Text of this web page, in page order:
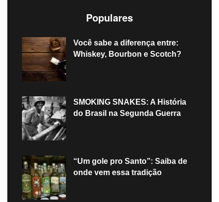
Populares
Você sabe a diferença entre:
Whiskey, Bourbon e Scotch?
SMOKING SNAKES: A História
do Brasil na Segunda Guerra
“Um gole pro Santo”: Saiba de
onde vem essa tradição